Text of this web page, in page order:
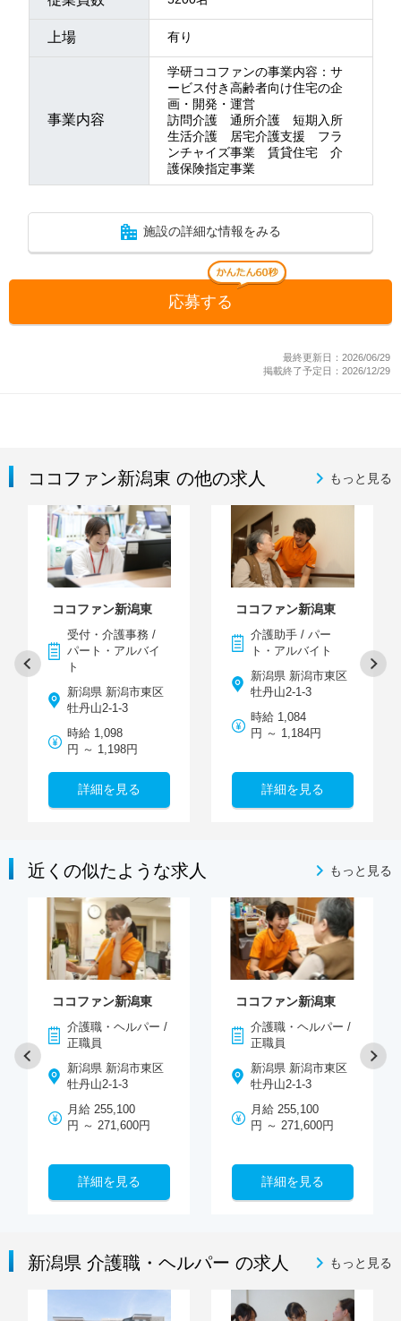
上場 有り
事業内容
学研ココファンの事業内容：サ
ービス付き高齢者向け住宅の企
画・開発・運営
訪問介護 通所介護 短期入所
生活介護 居宅介護支援 フラ
ンチャイズ事業 賃貸住宅 介
護保険指定事業
施設の詳細な情報をみる
応募する
最終更新日：2026/06/29
掲載終了予定日：2026/12/29
ココファン新潟東 の他の求人 もっと見る
ココファン新潟東
受付・介護事務 /
パート・アルバイ
ト
新潟県 新潟市東区
牡丹山2-1-3
時給 1,098
円 ～ 1,198円
詳細を見る
ココファン新潟東
介護助手 / パー
ト・アルバイト
新潟県 新潟市東区
牡丹山2-1-3
時給 1,084
円 ～ 1,184円
詳細を見る
近くの似たような求人 もっと見る
ココファン新潟東
介護職・ヘルパー /
正職員
新潟県 新潟市東区
牡丹山2-1-3
月給 255,100
円 ～ 271,600円
詳細を見る
ココファン新潟東
介護職・ヘルパー /
正職員
新潟県 新潟市東区
牡丹山2-1-3
月給 255,100
円 ～ 271,600円
詳細を見る
新潟県 介護職・ヘルパー の求人 もっと見る